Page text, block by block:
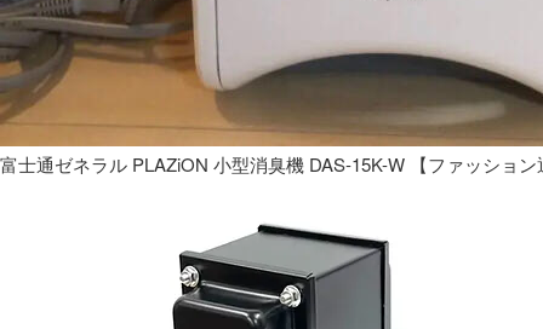
富士通ゼネラル PLAZiON 小型消臭機 DAS-15K-W 【ファッション